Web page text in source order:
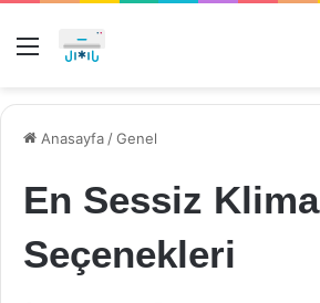
Menü
Anasayfa /Genel
En Sessiz Klima
Seçenekleri